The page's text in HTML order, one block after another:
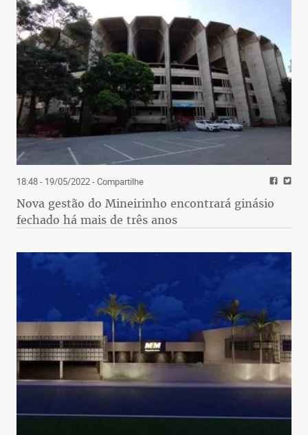
18:48 - 19/05/2022- Compartilhe
Nova gestão do Mineirinho encontrará ginásio
fechado há mais de três anos